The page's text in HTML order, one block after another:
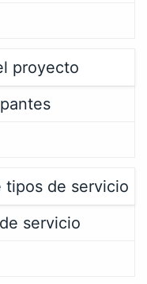
proyecto
tipos de servicio
servicio